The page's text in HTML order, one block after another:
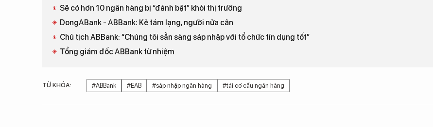
Sẽ có hơn 10 ngân hàng bị “đánh bật” khỏi thị trường
DongABank - ABBank: Kẻ tám lạng, người nửa cân
Chủ tịch ABBank: “Chúng tôi sẵn sàng sáp nhập với tổ chức tín dụng tốt”
Tổng giám đốc ABBank từ nhiệm
TỪ KHÓA: #ABBank #EAB #sáp nhập ngân hàng #tái cơ cấu ngân hàng